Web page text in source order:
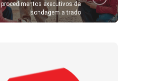
procedimentos executivos da
sondagem a trado